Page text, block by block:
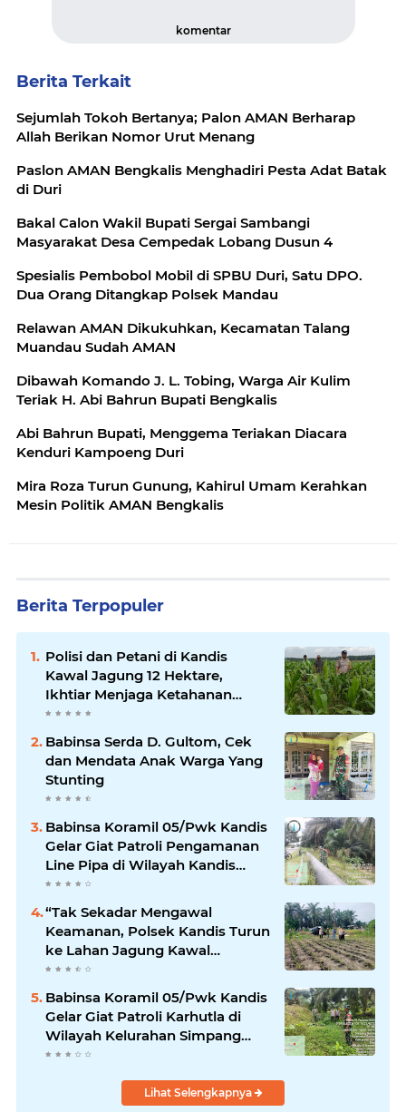
komentar
Berita Terkait
Sejumlah Tokoh Bertanya; Palon AMAN Berharap
Allah Berikan Nomor Urut Menang
Paslon AMAN Bengkalis Menghadiri Pesta Adat Batak
di Duri
Bakal Calon Wakil Bupati Sergai Sambangi
Masyarakat Desa Cempedak Lobang Dusun 4
Spesialis Pembobol Mobil di SPBU Duri, Satu DPO.
Dua Orang Ditangkap Polsek Mandau
Relawan AMAN Dikukuhkan, Kecamatan Talang
Muandau Sudah AMAN
Dibawah Komando J. L. Tobing, Warga Air Kulim
Teriak H. Abi Bahrun Bupati Bengkalis
Abi Bahrun Bupati, Menggema Teriakan Diacara
Kenduri Kampoeng Duri
Mira Roza Turun Gunung, Kahirul Umam Kerahkan
Mesin Politik AMAN Bengkalis
Berita Terpopuler
Polisi dan Petani di Kandis
Kawal Jagung 12 Hektare,
Ikhtiar Menjaga Ketahanan
Pangan
Babinsa Serda D. Gultom, Cek
dan Mendata Anak Warga Yang
Stunting
Babinsa Koramil 05/Pwk Kandis
Gelar Giat Patroli Pengamanan
Line Pipa di Wilayah Kandis
Kandis
“Tak Sekadar Mengawal
Keamanan, Polsek Kandis Turun
ke Lahan Jagung Kawal
Ketahanan Pangan
Babinsa Koramil 05/Pwk Kandis
Gelar Giat Patroli Karhutla di
Wilayah Kelurahan Simpang
Belutu
Lihat Selengkapnya